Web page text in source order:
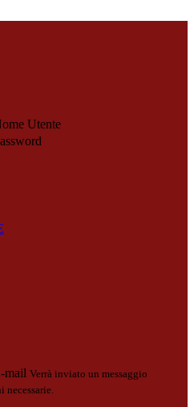
Utente
mail Verrà inviato un messaggio